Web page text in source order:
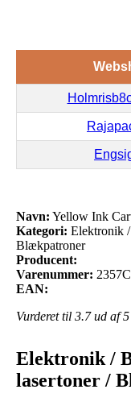
Navn: Yellow Ink
Kategori: Elektronik
Blækpatroner
Producent:
Varenummer:
EAN:
Vurderet til 3.7ud af 5
Elektronik /
lasertoner /